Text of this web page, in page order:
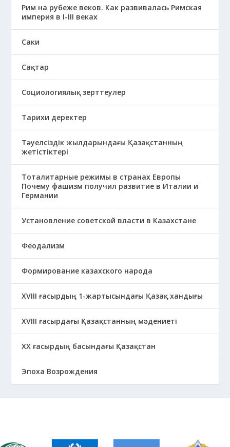
Рим на рубеже веков. Как развивалась Римская
империя в І-ІІІ веках
Саки
Сақтар
Социологиялық зерттеулер
Тарихи деректер
Тәуелсіздік жылдарындағы Қазақстанның
жетістіктері
Тоталитарные режимы в странах Европы
Почему фашизм получил развитие в Италии и
Германии
Установление советской власти в Казахстане
Феодализм
Формирование казахского народа
ХVIII ғасырдың 1-жартысындағы Қазақ хандығы
ХVІІІ ғасырдағы Қазақстанның мәдениеті
ХХ ғасырдың басындағы Қазақстан
Эпоха Возрождения